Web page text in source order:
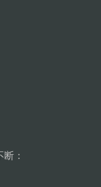
件
：